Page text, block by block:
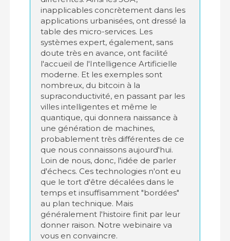
inapplicables concrètement dans les
applications urbanisées, ont dressé la
table des micro-services. Les
systèmes expert, également, sans
doute très en avance, ont facilité
l'accueil de l'Intelligence Artificielle
moderne. Et les exemples sont
nombreux, du bitcoin à la
supraconductivité, en passant par les
villes intelligentes et même le
quantique, qui donnera naissance à
une génération de machines,
probablement très différentes de ce
que nous connaissons aujourd'hui.
Loin de nous, donc, l'idée de parler
d'échecs. Ces technologies n'ont eu
que le tort d'être décalées dans le
temps et insuffisamment "bordées"
au plan technique. Mais
généralement l'histoire finit par leur
donner raison. Notre webinaire va
vous en convaincre.